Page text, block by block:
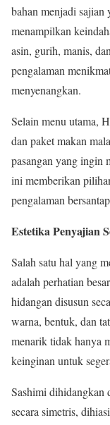
bahan menjadi sajian
menampilkan
asin, gurih, manis,
pengalaman
menyenangkan.
Selain menu utama,
dan paket makan
pasangan yang ingin
ini memberikan
pengalaman
Estetika Penyajian
Salah satu hal yang
adalah perhatian
hidangan disusun
warna, bentuk, dan
menarik tidak hanya
keinginan untuk
Sashimi dihidangkan
secara simetris,